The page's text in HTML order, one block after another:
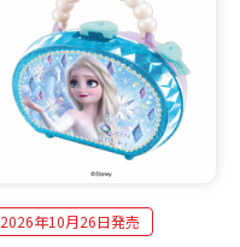
2026年10月26日発売